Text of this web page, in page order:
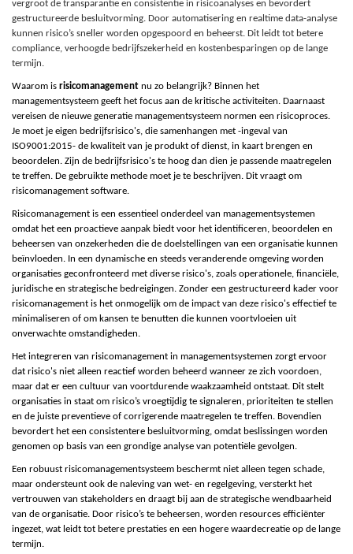
vergroot de transparantie en consistentie in risicoanalyses en bevordert
gestructureerde besluitvorming. Door automatisering en realtime data-analyse
kunnen risico’s sneller worden opgespoord en beheerst. Dit leidt tot betere
compliance, verhoogde bedrijfszekerheid en kostenbesparingen op de lange
termijn.
Waarom is risicomanagement nu zo belangrijk? Binnen het
managementsysteem geeft het focus aan de kritische activiteiten. Daarnaast
vereisen de nieuwe generatie managementsysteem normen een risicoproces.
Je moet je eigen bedrijfsrisico's, die samenhangen met -ingeval van
SO9001:2015- de kwaliteit van je produkt of dienst, in kaart brengen en
beoordelen. Zijn de bedrijfsrisico's te hoog dan dien je passende maatregelen
te treffen. De gebruikte methode moet je te beschrijven. Dit vraagt om
risicomanagement software.
Risicomanagement is een essentieel onderdeel van managementsystemen
omdat het een proactieve aanpak biedt voor het identificeren, beoordelen en
beheersen van onzekerheden die de doelstellingen van een organisatie kunnen
beïnvloeden. In een dynamische en steeds veranderende omgeving worden
organisaties geconfronteerd met diverse risico's, zoals operationele, financiële,
juridische en strategische bedreigingen. Zonder een gestructureerd kader voor
risicomanagement is het onmogelijk om de impact van deze risico's effectief te
minimaliseren of om kansen te benutten die kunnen voortvloeien uit
onverwachte omstandigheden.
Het integreren van risicomanagement in managementsystemen zorgt ervoor
dat risico's niet alleen reactief worden beheerd wanneer ze zich voordoen,
maar dat er een cultuur van voortdurende waakzaamheid ontstaat. Dit stelt
organisaties in staat om risico’s vroegtijdig te signaleren, prioriteiten te stellen
en de juiste preventieve of corrigerende maatregelen te treffen. Bovendien
bevordert het een consistentere besluitvorming, omdat beslissingen worden
genomen op basis van een grondige analyse van potentiële gevolgen.
Een robuust risicomanagementsysteem beschermt niet alleen tegen schade,
maar ondersteunt ook de naleving van wet- en regelgeving, versterkt het
vertrouwen van stakeholders en draagt bij aan de strategische wendbaarheid
van de organisatie. Door risico’s te beheersen, worden resources efficiënter
ingezet, wat leidt tot betere prestaties en een hogere waardecreatie op de lange
termijn.